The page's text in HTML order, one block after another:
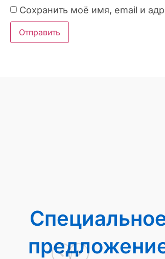
Сохранить моё имя, email и